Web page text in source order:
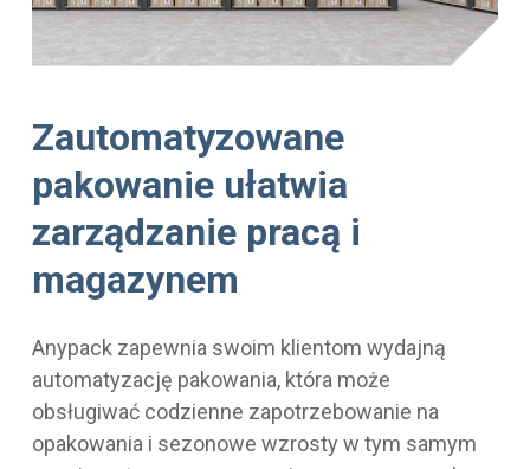
Zautomatyzowane
pakowanie ułatwia
zarządzanie pracą i
magazynem
Anypack zapewnia swoim klientom wydajną
automatyzację pakowania, która może
obsługiwać codzienne zapotrzebowanie na
opakowania i sezonowe wzrosty w tym samym